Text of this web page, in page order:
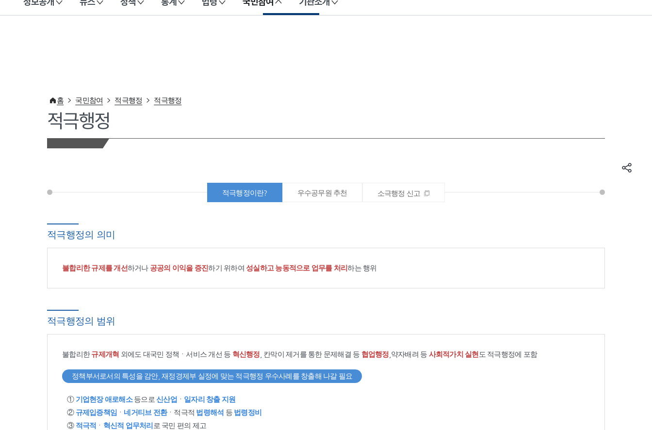
이 누리집은 대한민국 공식 전자정부 누리집입니다.
홈 국민참여 적극행정 적극행정
적극행정
적극행정이란? 우수공무원 추천 소극행정 신고
적극행정의 의미
불합리한 규제를 개선하거나 공공의 이익을 증진하기 위하여 성실하고 능동적으로 업무를 처리하는 행위
적극행정의 범위
불합리한규제개혁 외에도 대국민 정책ㆍ서비스 개선 등 혁신행정 , 칸막이 제거를 통한 문제해결 등 협업행정 ,약자배려 등 사회적가치 실현 도 적극행정에 포함
정책부서로서의 특성을 감안, 재정경제부 실정에 맞는 적극행정 우수사례를 창출해 나갈 필요
① 기업현장 애로해소등으로 신산업 ㆍ 일자리 창출 지원
② 규제입증책임 ㆍ 네거티브 전환ㆍ적극적 법령해석 등 법령정비
③ 적극적 ㆍ 혁신적 업무처리 로 국민 편의 제고